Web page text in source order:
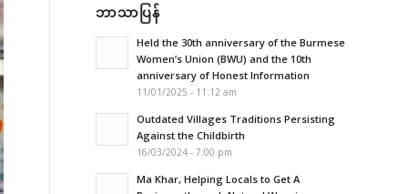
ဘာသာပြန်
Held the 30th anniversary of the Burmese
Women’s Union (BWU) and the 10th
anniversary of Honest Information
11/01/2025 - 11:12 am
Outdated Villages Traditions Persisting
Against the Childbirth
16/03/2024 - 7:00 pm
Ma Khar, Helping Locals to Get A